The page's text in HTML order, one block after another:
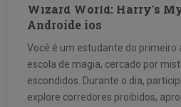
Wizard World: Harry’s
Androide ios
Você é um estudante do primeiro
escola de magia, cercado por
escondidos. Durante o dia,
explore corredores proibidos,